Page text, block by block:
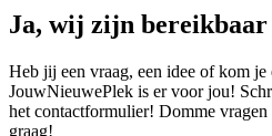
Ja, wij zijn bereikbaar
Heb jij een vraag, een idee of kom je
JouwNieuwePlek is er voor jou!
het contactformulier! Domme
graag!